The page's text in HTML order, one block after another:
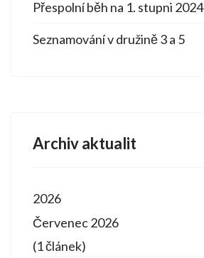
Přespolní běh na 1. stupni 2024
Seznamování v družině 3 a 5
Archiv aktualit
2026
Červenec 2026
(1 článek)